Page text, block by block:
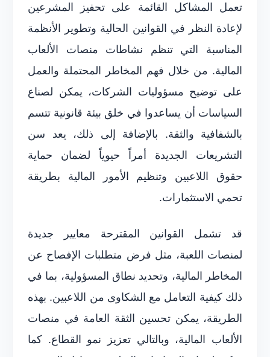
تعمل المشاكل القائمة على تحفيز المشرعين
لإعادة النظر في القوانين الحالية وتطوير الأنظمة
المناسبة التي تنظم نشاطات منصات الألعاب
المالية. من خلال فهم المخاطر المحتملة والعمل
على توضيح مسؤوليات الشركات، يمكن لصناع
السياسات أن يساعدوا في خلق بيئة قانونية تتسم
بالشفافية والثقة. بالإضافة إلى ذلك، يعد سن
التشريعات الجديدة أمراً حيوياً لضمان حماية
حقوق اللاعبين وتنظيم الأمور المالية بطريقة
تحمي الاستثمارات.
قد تشمل القوانين المقترحة معايير جديدة
لمنصات اللعبة، مثل فرض متطلبات الإفصاح عن
المخاطر المالية، وتحديد نطاق المسؤولية، بما في
ذلك كيفية التعامل مع الشكاوى من اللاعبين. بهذه
الطريقة، يمكن تحسين الثقة العامة في منصات
الألعاب المالية، وبالتالي تعزيز نمو القطاع. كما